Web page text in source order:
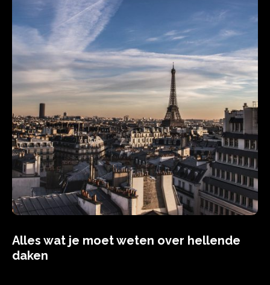
Alles wat je moet weten over hellende
daken